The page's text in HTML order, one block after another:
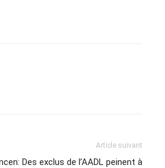
Article suivant
Des exclus de l’AADL peinent à